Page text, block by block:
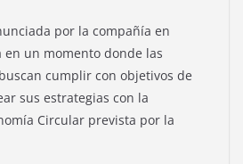
por la compañía en
en un momento donde las
cumplir con objetivos de
sus estrategias con la
Circular prevista por la